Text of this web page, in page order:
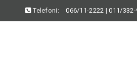
Telefoni: 066/11-2222 |011/332-